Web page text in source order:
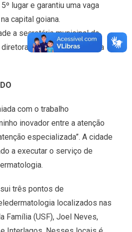
lugar e garantiu uma vaga
capital goiana.
a secretária municipal da
de Saúde Coletiva da
com o trabalho
inovador entre a atenção
especializada”. A cidade
a executar o serviço de
três pontos de
localizados nas
Família (USF), Joel Neves,